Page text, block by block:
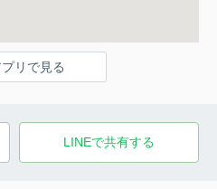
リで見る
LINEで共有する